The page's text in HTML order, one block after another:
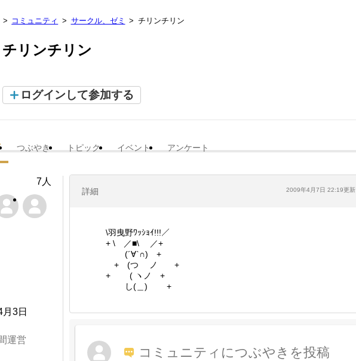
コミュニティ サークル、ゼミ チリンチリン
チリンチリン
ログインして参加する
つぶやき トピック イベント アンケート
詳細 2009年4月7日 22:19更新
\羽曳野ﾜｯｼｮｲ!!!／
+ \ ／■\ ／+
(´∀`∩) +
+ (つ ノ +
+ ( ヽノ +
し(＿) +
コミュニティにつぶやきを投稿
7人
3日
運営